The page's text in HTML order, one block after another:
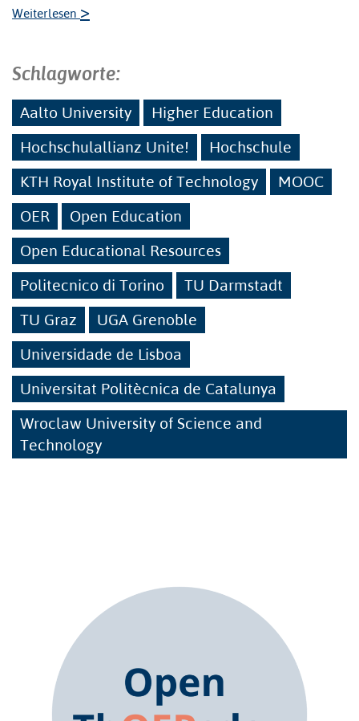
Weiterlesen >
Schlagworte:
Aalto University
Higher Education
Hochschulallianz Unite!
Hochschule
KTH Royal Institute of Technology
MOOC
OER
Open Education
Open Educational Resources
Politecnico di Torino
TU Darmstadt
TU Graz
UGA Grenoble
Universidade de Lisboa
Universitat Politècnica de Catalunya
Wroclaw University of Science and
Technology